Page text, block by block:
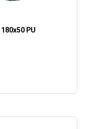
180x50 PU